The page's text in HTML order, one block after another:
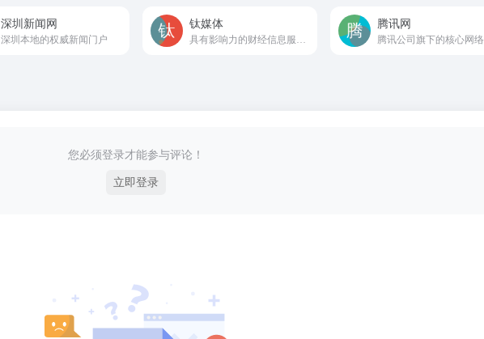
深圳新闻网
深圳本地的权威新闻门户
钛媒体 腾讯网
您必须登录才能参与评论！
立即登录